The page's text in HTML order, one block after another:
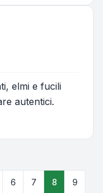
elmi e fucili
autentici.
6 7 8 9